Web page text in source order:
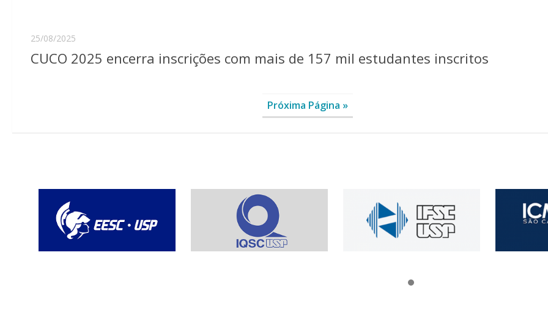
25/08/2025
CUCO 2025 encerra inscrições com mais de 157 mil estudantes inscritos
Próxima Página »